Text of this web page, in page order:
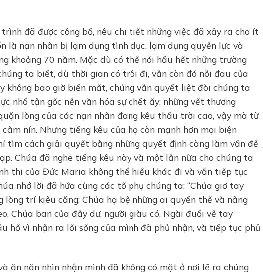
đã được công bố, nêu chi tiết những việc đã xảy ra cho ít
là nạn nhân bị lạm dụng tình dục, lạm dụng quyền lực và
khoảng 70 năm. Mặc dù có thể nói hầu hết những trường
ta biết, dù thời gian có trôi đi, vẫn còn đó nỗi đau của
không bao giờ biến mất, chúng vẫn quyết liệt đòi chúng ta
nhổ tận gốc nền văn hóa sự chết ấy; những vết thương
lòng của các nạn nhân đang kêu thấu trời cao, vậy mà từ
nín. Nhưng tiếng kêu của họ còn mạnh hơn mọi biện
tìm cách giải quyết bằng những quyết định càng làm vấn đề
Chúa đã nghe tiếng kêu này và một lần nữa cho chúng ta
thi của Đức Maria không thể hiểu khác đi và vẫn tiếp tục
nhớ lời đã hứa cùng các tổ phụ chúng ta: “Chúa giơ tay
lòng trí kiêu căng; Chúa hạ bệ những ai quyền thế và nâng
Chúa ban của đầy dư, người giàu có, Ngài đuổi về tay
hổ vì nhận ra lối sống của mình đã phủ nhận, và tiếp tục phủ
ăn năn nhìn nhận mình đã không có mặt ở nơi lẽ ra chúng